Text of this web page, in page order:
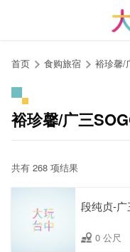
首页 食购旅宿 裕珍馨/
裕珍馨/广三
共有 268 项结果
段纯贞-广
0 公尺